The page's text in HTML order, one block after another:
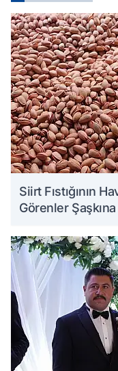
Siirt Fıstığının
Görenler